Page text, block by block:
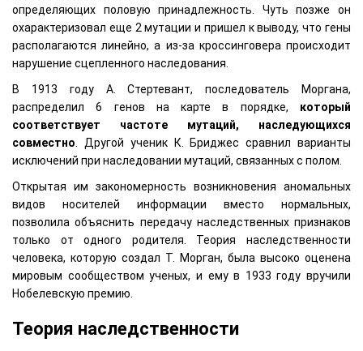
определяющих половую принадлежность. Чуть позже он
охарактеризовал еще 2 мутации и пришел к выводу, что гены
располагаются линейно, а из-за кроссинговера происходит
нарушение сцепленного наследования.
В 1913 году А. Стертевант, последователь Моргана,
распределил 6 генов на карте в порядке, который
соответствует частоте мутаций, наследующихся
совместно. Другой ученик К. Бриджес сравнил варианты
исключений при наследовании мутаций, связанных с полом.
Открытая им закономерность возникновения аномальных
видов носителей информации вместо нормальных,
позволила объяснить передачу наследственных признаков
только от одного родителя. Теория наследственности
человека, которую создал Т. Морган, была высоко оценена
мировым сообществом ученых, и ему в 1933 году вручили
Нобелевскую премию.
Теория наследственности